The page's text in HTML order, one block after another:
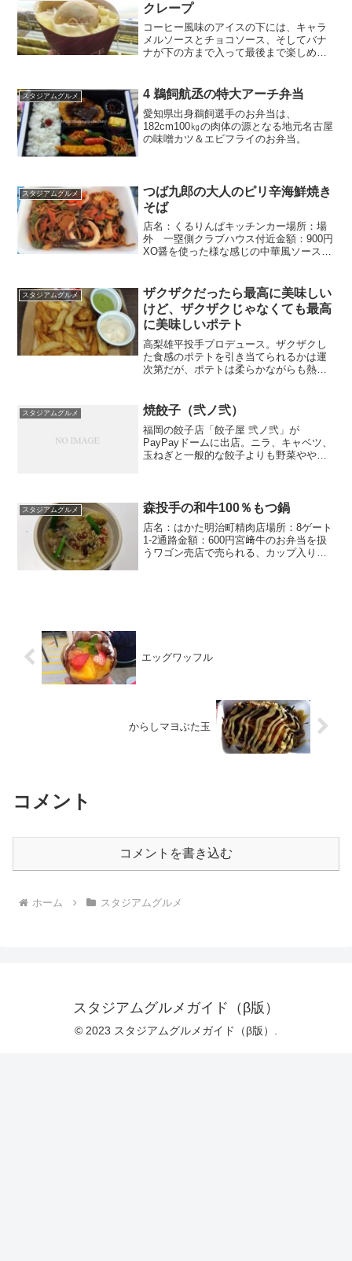
クレープ
コーヒー風味のアイスの下には、キャラ
メルソースとチョコソース、そしてバナ
ナが下の方まで入って最後まで楽しめる
スタジアムグルメ 4 鵜飼航丞の特大アーチ弁当
愛知県出身鵜飼選手のお弁当は、
182cm100㎏の肉体の源となる地元名古屋
の味噌カツ＆エビフライのお弁当。
スタジアムグルメ
つば九郎の大人のピリ辛海鮮焼き
そば
店名：くるりんぱキッチンカー場所：場
外 一塁側クラブハウス付近金額：900円
XO醤を使った様な感じの中華風ソース焼
スタジアムグルメ
ザクザクだったら最高に美味しい
けど、ザクザクじゃなくても最高
に美味しいポテト
高梨雄平投手プロデュース。ザクザクし
た食感のポテトを引き当てられるかは運
次第だが、ポテトは柔らかながらも熱々
ュフマヨの少しリッチ感のある2つのソー
スがかなしキッチンなら...
スタジアムグルメ 焼餃子（弐ノ弐）
福岡の餃子店「餃子屋 弐ノ弐」が
PayPayドームに出店。ニラ、キャベツ、
玉ねぎと一般的な餃子よりも野菜やや多
スタジアムグルメ 森投手の和牛100％もつ鍋
店名：はかた明治町精肉店場所：8ゲート
1-2通路金額：600円宮﨑牛のお弁当を扱
うワゴン売店で売られる、カップ入りの
エッグワッフル
からしマヨぶた玉
コメント
コメントを書き込む
ホーム スタジアムグルメ
スタジアムグルメガイド（β版）
© 2023 スタジアムグルメガイド（β版）.